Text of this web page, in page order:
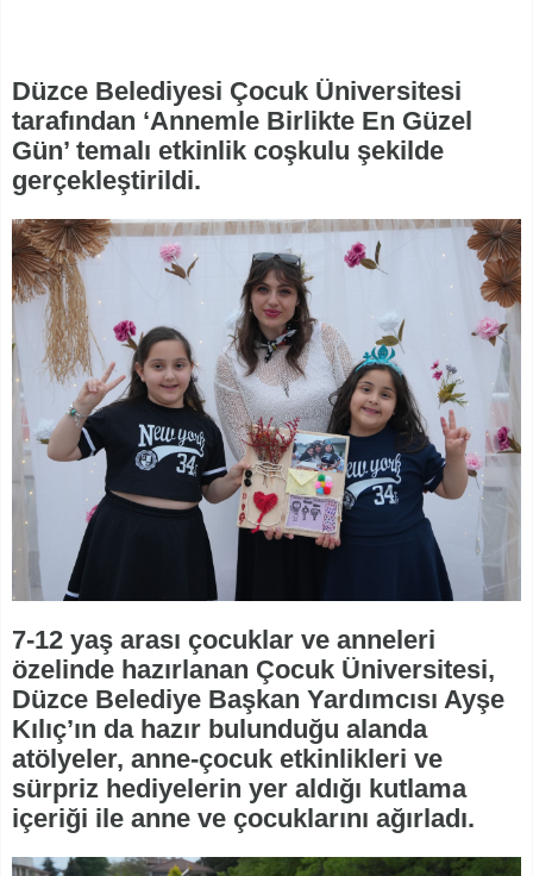
Düzce Belediyesi Çocuk Üniversitesi
tarafından ‘Annemle Birlikte En Güzel
Gün’ temalı etkinlik coşkulu şekilde
gerçekleştirildi.
7-12 yaş arası çocuklar ve anneleri
özelinde hazırlanan Çocuk Üniversitesi,
Düzce Belediye Başkan Yardımcısı Ayşe
Kılıç’ın da hazır bulunduğu alanda
atölyeler, anne-çocuk etkinlikleri ve
sürpriz hediyelerin yer aldığı kutlama
içeriği ile anne ve çocuklarını ağırladı.